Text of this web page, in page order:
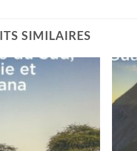
SIMILAIRES